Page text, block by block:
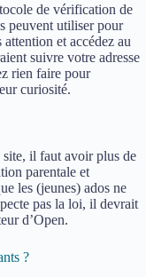
de vérification de
peuvent utiliser pour
et accédez au
suivre votre adresse
rien faire pour
curiosité.
il faut avoir plus de
parentale et
les (jeunes) ados ne
pas la loi, il devrait
d’Open.
?